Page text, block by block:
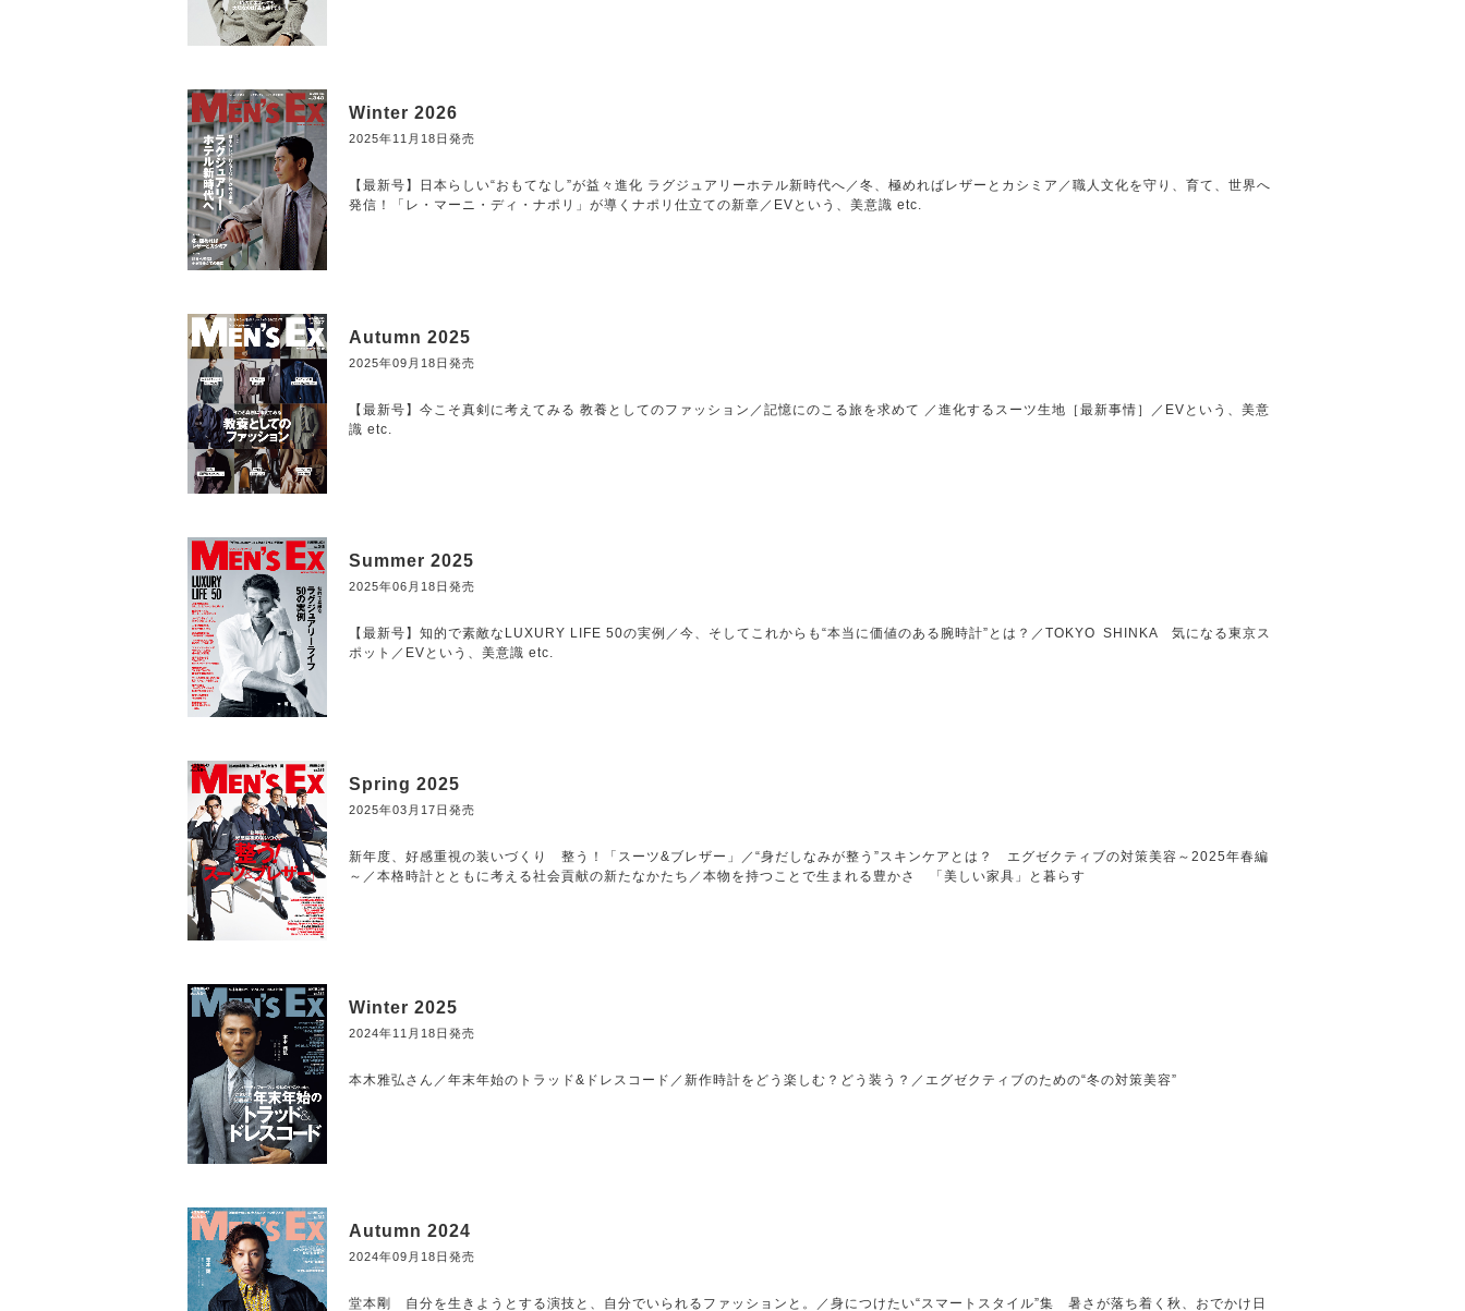
Winter 2026
2025年11月18日発売
【最新号】日本らしい“おもてなし”が益々進化 ラグジュアリーホテル新時代へ／冬、極めればレザーとカシミア／職人文化を守り、育て、世界へ
発信！「レ・マーニ・ディ・ナポリ」が導くナポリ仕立ての新章／EVという、美意識 etc.
Autumn 2025
2025年09月18日発売
【最新号】今こそ真剣に考えてみる 教養としてのファッション／記憶にのこる旅を求めて ／進化するスーツ生地［最新事情］／EVという、美意
識 etc.
Summer 2025
2025年06月18日発売
【最新号】知的で素敵なLUXURY LIFE 50の実例／今、そしてこれからも“本当に価値のある腕時計”とは？／TOKYO SHINKA 気になる東京ス
ポット／EVという、美意識 etc.
Spring 2025
2025年03月17日発売
新年度、好感重視の装いづくり 整う！「スーツ&ブレザー」／“身だしなみが整う”スキンケアとは？ エグゼクティブの対策美容～2025年春編
～／本格時計とともに考える社会貢献の新たなかたち／本物を持つことで生まれる豊かさ 「美しい家具」と暮らす
Winter 2025
2024年11月18日発売
本木雅弘さん／年末年始のトラッド&ドレスコード／新作時計をどう楽しむ？どう装う？／エグゼクティブのための“冬の対策美容”
Autumn 2024
2024年09月18日発売
堂本剛 自分を生きようとする演技と、自分でいられるファッションと。／身につけたい“スマートスタイル”集 暑さが落ち着く秋、おでかけ日